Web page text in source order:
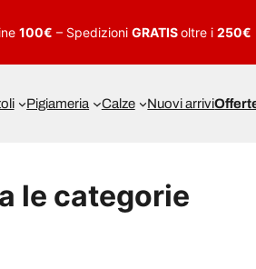
100€ – Spedizioni GRATISoltre i 250€
Pigiameria Calze Nuovi arrivi
le categorie